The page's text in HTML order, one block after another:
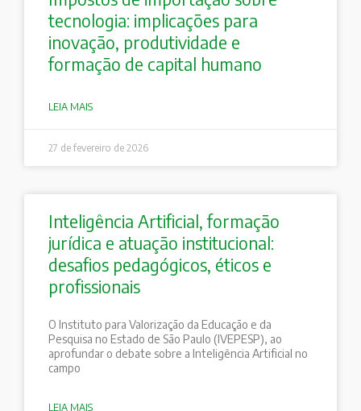
tecnologia: implicações para
inovação, produtividade e
formação de capital humano
LEIA MAIS
27 de fevereiro de 2026
Inteligência Artificial, formação
jurídica e atuação institucional:
desafios pedagógicos, éticos e
profissionais
O Instituto para Valorização da Educação e da
Pesquisa no Estado de São Paulo (IVEPESP), ao
aprofundar o debate sobre a Inteligência Artificial no
campo
LEIA MAIS